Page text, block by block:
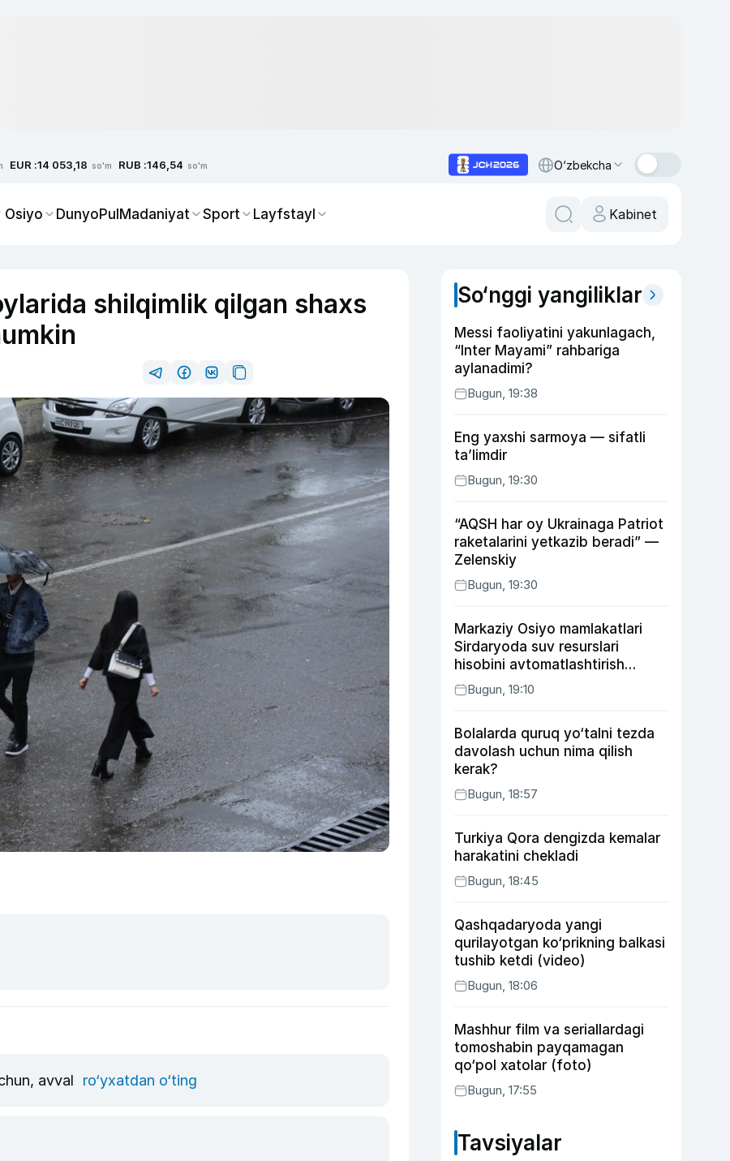
EUR :14 053,18 so'm RUB :146,54 so'm O‘zbekcha
Osiyo DunyoPulMadaniyat Sport Layfstayl Kabinet
shilqimlik qilgan shaxs
avval ro‘yxatdan o‘ting
So‘nggi yangiliklar
Messi faoliyatini yakunlagach,
“Inter Mayami” rahbariga
aylanadimi?
Bugun, 19:38
Eng yaxshi sarmoya — sifatli
ta’limdir
Bugun, 19:30
“AQSH har oy Ukrainaga Patriot
raketalarini yetkazib beradi” —
Zelenskiy
Bugun, 19:30
Markaziy Osiyo mamlakatlari
Sirdaryoda suv resurslari
hisobini avtomatlashtirish
rejasini ishlab chiqishni
ma’qulladi
Bugun, 19:10
Bolalarda quruq yo‘talni tezda
davolash uchun nima qilish
kerak?
Bugun, 18:57
Turkiya Qora dengizda kemalar
harakatini chekladi
Bugun, 18:45
Qashqadaryoda yangi
qurilayotgan ko‘prikning balkasi
tushib ketdi (video)
Bugun, 18:06
Mashhur film va seriallardagi
tomoshabin payqamagan
qo‘pol xatolar (foto)
Bugun, 17:55
Tavsiyalar